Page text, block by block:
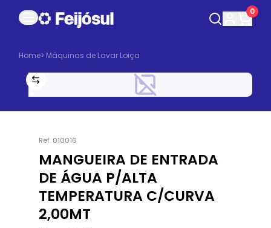
0
Home> Máquinas de Lavar Loiça
Ref. 010016
MANGUEIRA DE ENTRADA
DE ÁGUA P/ALTA
TEMPERATURA C/CURVA
2,00MT